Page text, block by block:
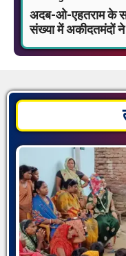
अदब-ओ-एहतराम के
संख्या में अकीदतमंदों